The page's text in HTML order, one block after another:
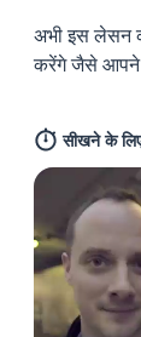
अभी इस लेसन
करेंगे जैसे आपने
सीखने के